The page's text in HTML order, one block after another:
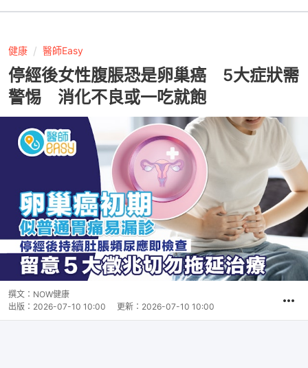
健康 醫師Easy
停經後女性腹脹恐是卵巢癌 5大症狀需
警惕 消化不良或一吃就飽
撰文： NOW健康
出版： 2026-07-10 10:00 更新： 2026-07-10 10:00